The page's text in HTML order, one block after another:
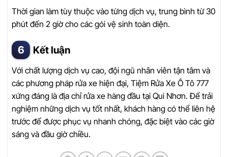
Thời gian làm tùy thuộc vào từng dịch vụ, trung bình từ 30
phút đến 2 giờ cho các gói vệ sinh toàn diện.
Kết luận
Với chất lượng dịch vụ cao, đội ngũ nhân viên tận tâm và
các phương pháp rửa xe hiện đại, Tiệm Rửa Xe Ô Tô 777
xứng đáng là địa chỉ rửa xe hàng đầu tại Qui Nhơn. Để trải
nghiệm những dịch vụ tốt nhất, khách hàng có thể liên hệ
trước để được phục vụ nhanh chóng, đặc biệt vào các giờ
sáng và đầu giờ chiều.